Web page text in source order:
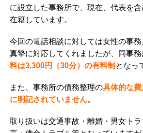
に設立した事務所で、現在、代表を
在籍しています。
今回の電話相談に対しては女性の事
真摯に対応してくれましたが、同事
料は3,300円（30分）の有料制 となっ
また、事務所の債務整理の具体的な
に明記されていません。
取り扱いは交通事故・離婚・男女ト